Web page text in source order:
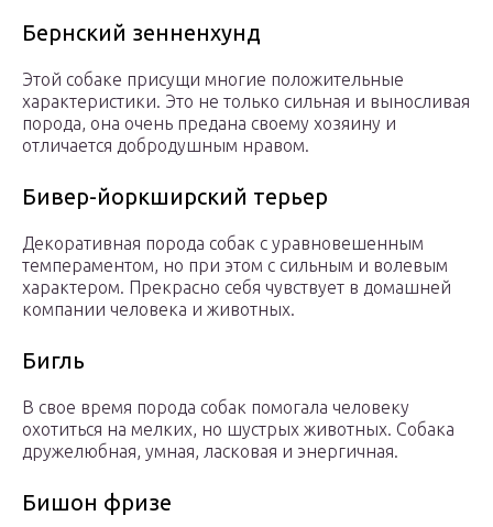
Бернский зенненхунд
Этой собаке присущи многие положительные
характеристики. Это не только сильная и выносливая
порода, она очень предана своему хозяину и
отличается добродушным нравом.
Бивер-йоркширский терьер
Декоративная порода собак с уравновешенным
темпераментом, но при этом с сильным и волевым
характером. Прекрасно себя чувствует в домашней
компании человека и животных.
Бигль
В свое время порода собак помогала человеку
охотиться на мелких, но шустрых животных. Собака
дружелюбная, умная, ласковая и энергичная.
Бишон фризе